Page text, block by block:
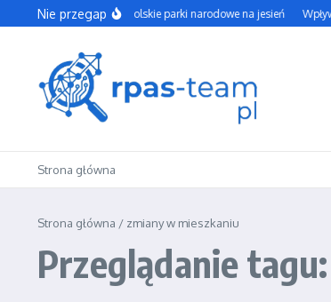
Przejdź do treści
Nie przegap
Najpiękniejsze polskie parki narodowe na jesień
Strona główna
Strona główna / zmiany w mieszkaniu
Przeglądanie